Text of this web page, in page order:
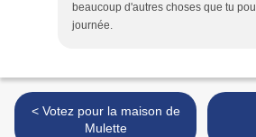
beaucoup d'autres choses que tu
journée.
< Votez pour la maison de
Mulette